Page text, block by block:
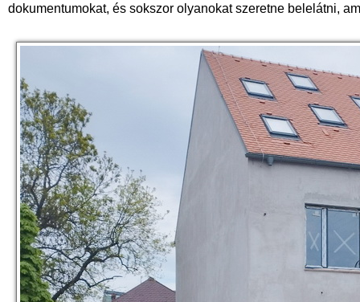
dokumentumokat, és sokszor olyanokat szeretne belelátni,